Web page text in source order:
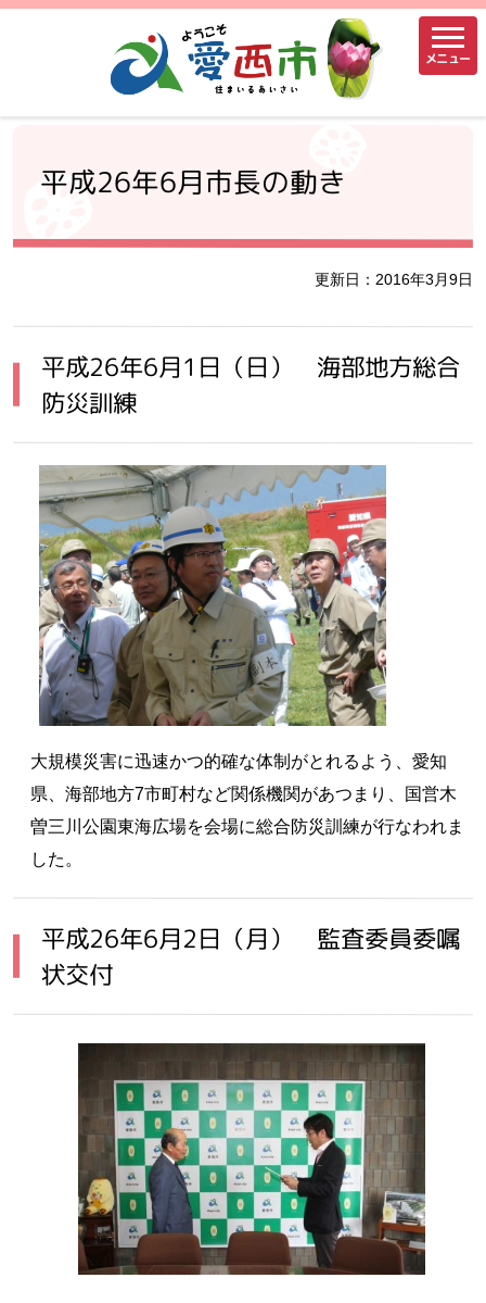
メニュー
平成26年6月市長の動き
更新日：2016年3月9日
平成26年6月1日（日） 海部地方総合
防災訓練
大規模災害に迅速かつ的確な体制がとれるよう、愛知
県、海部地方7市町村など関係機関があつまり、国営木
曽三川公園東海広場を会場に総合防災訓練が行なわれま
した。
平成26年6月2日（月） 監査委員委嘱
状交付